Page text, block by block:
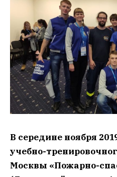
В середине ноября
учебно-
Москвы «Пожарно-